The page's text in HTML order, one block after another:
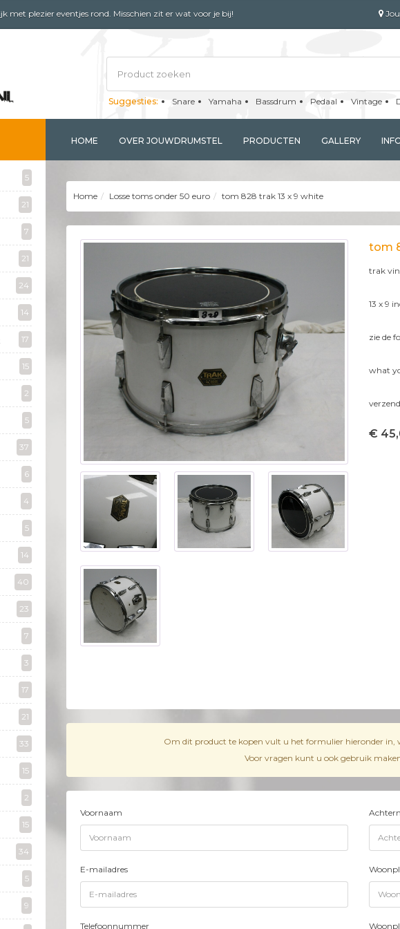
met plezier eventjes rond. Misschien zit er wat voor je bij!
Suggesties: Snare Yamaha Bassdrum Pedaal Vintage
HOME OVER JOUWDRUMSTEL PRODUCTEN GALLERY
5
21
7
21
24
14
17
15
2
5
37
6
4
5
14
40
23
7
3
17
21
33
15
2
15
34
5
9
Home Losse toms onder 50 euro tom 828 trak 13 x 9 white
tom
trak
13 x 9
zie de
what
€
Om dit product te kopen vult u het formulier hieronder in,
Voor vragen kunt u ook gebruik
Voornaam
E-mailadres
Telefoonnummer